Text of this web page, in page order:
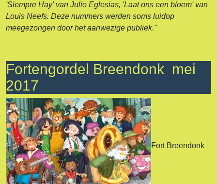
'Siempre Hay' van Julio Eglesias, 'Laat ons een bloem' van
Louis Neefs. Deze nummers werden soms luidop
meegezongen door het aanwezige publiek."
Fortengordel Breendonk mei
2017
Fort Breendonk